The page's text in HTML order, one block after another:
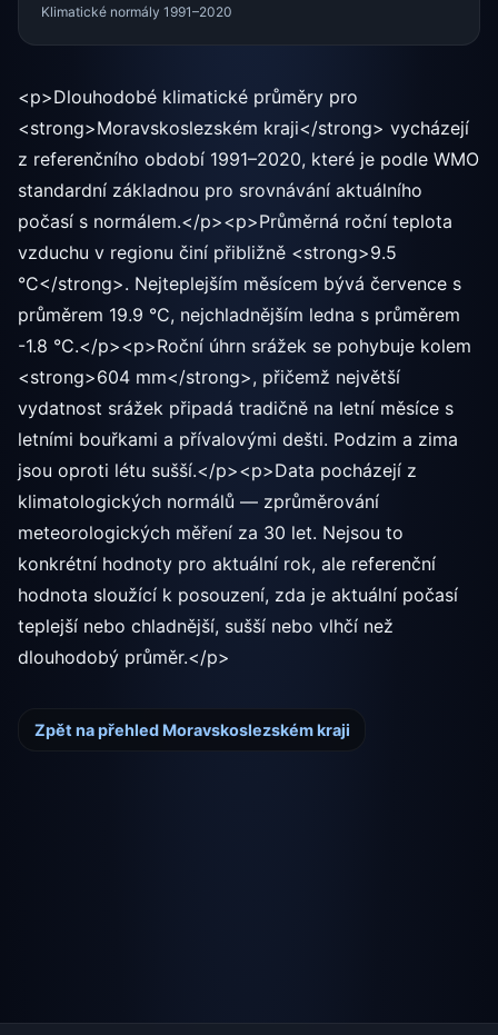
Klimatické normály 1991–2020
<p>Dlouhodobé klimatické průměry pro
<strong>Moravskoslezském kraji</strong> vycházejí
z referenčního období 1991–2020, které je podle WMO
standardní základnou pro srovnávání aktuálního
počasí s normálem.</p><p>Průměrná roční teplota
vzduchu v regionu činí přibližně <strong>9.5
°C</strong>. Nejteplejším měsícem bývá července s
průměrem 19.9 °C, nejchladnějším ledna s průměrem
-1.8 °C.</p><p>Roční úhrn srážek se pohybuje kolem
<strong>604 mm</strong>, přičemž největší
vydatnost srážek připadá tradičně na letní měsíce s
letními bouřkami a přívalovými dešti. Podzim a zima
jsou oproti létu sušší.</p><p>Data pocházejí z
klimatologických normálů — zprůměrování
meteorologických měření za 30 let. Nejsou to
konkrétní hodnoty pro aktuální rok, ale referenční
hodnota sloužící k posouzení, zda je aktuální počasí
teplejší nebo chladnější, sušší nebo vlhčí než
dlouhodobý průměr.</p>
Zpět na přehled Moravskoslezském kraji